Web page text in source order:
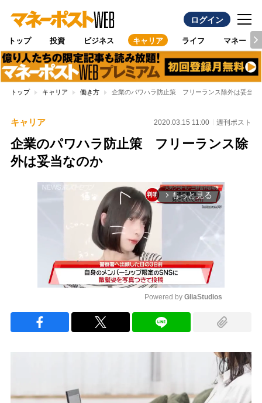
ログイン
トップ 投資 ビジネス キャリア ライフ マネー
トップ キャリア 働き方 企業のパワハラ防止策 フリーランス除外は妥当な
キャリア 2020.03.15 11:00 週刊ポスト
企業のパワハラ防止策 フリーランス除
外は妥当なのか
arrow_forward_ios もっと見る
Powered by GliaStudios